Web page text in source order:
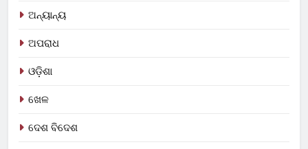
ଅନ୍ୟାନ୍ୟ
ଅପରାଧ
ଓଡ଼ିଶା
ଖେଳ
ଦେଶ ବିଦେଶ